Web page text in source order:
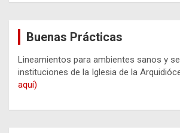
Buenas Prácticas
Lineamientos para ambientes sanos y
instituciones de la Iglesia de la
aquí)